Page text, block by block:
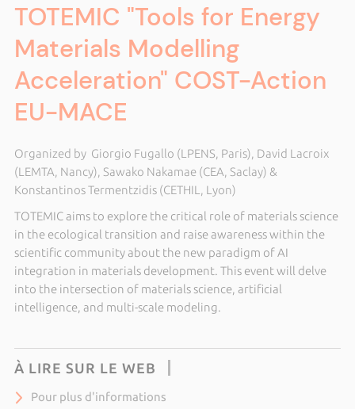
TOTEMIC "Tools for Energy
Materials Modelling
Acceleration" COST-Action
EU-MACE
Organized by Giorgio Fugallo (LPENS, Paris), David Lacroix
(LEMTA, Nancy), Sawako Nakamae (CEA, Saclay) &
Konstantinos Termentzidis (CETHIL, Lyon)
TOTEMIC aims to explore the critical role of materials science
in the ecological transition and raise awareness within the
scientific community about the new paradigm of AI
integration in materials development. This event will delve
into the intersection of materials science, artificial
intelligence, and multi-scale modeling.
À LIRE SUR LE WEB
Pour plus d'informations